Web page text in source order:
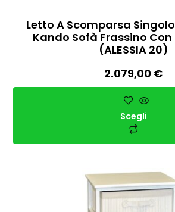
Letto A Scomparsa
Kando Sofà Frassino
(ALESSIA 20)
2.079,00 €
Scegli